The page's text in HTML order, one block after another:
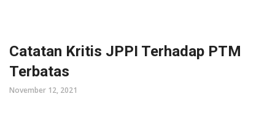
Catatan Kritis JPPI Terhadap PTM
Terbatas
November 12, 2021